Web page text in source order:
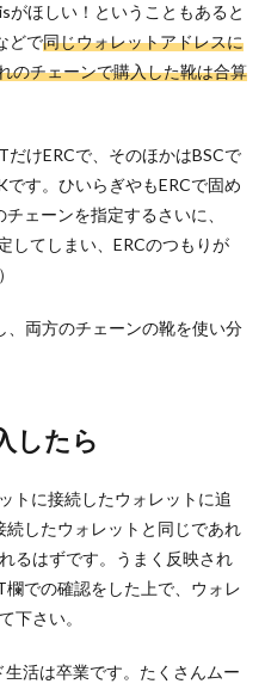
がほしい！ということもあると
どで同じウォレットアドレスに
のチェーンで購入した靴は合算
けERCで、そのほかはBSCで
す。ひいらぎやもERCで固め
ェーンを指定するさいに、
してしまい、ERCのつもりが
、両方のチェーンの靴を使い分
したら
トに接続したウォレットに追
したウォレットと同じであれ
るはずです。うまく反映され
での確認をした上で、ウォレ
下さい。
活は卒業です。たくさんムー